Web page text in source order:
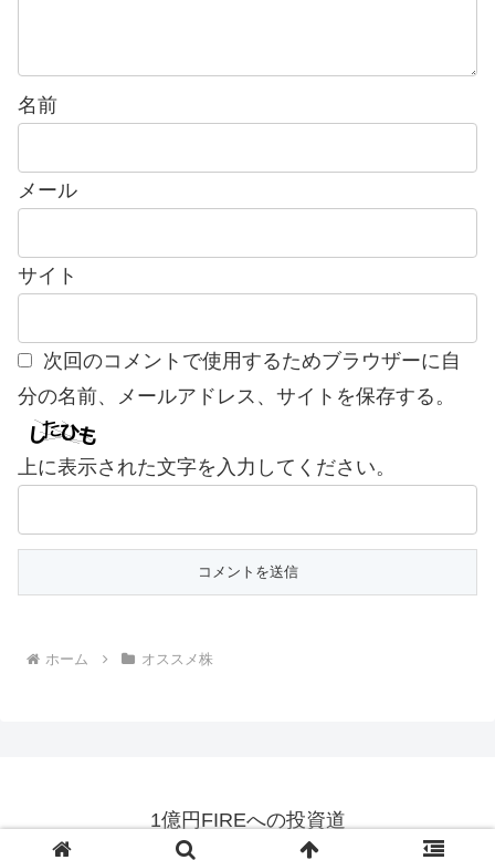
名前
メール
サイト
次回のコメントで使用するためブラウザーに自
分の名前、メールアドレス、サイトを保存する。
上に表示された文字を入力してください。
ホーム オススメ株
1億円FIREへの投資道
© 2024 1億円FIREへの投資道.